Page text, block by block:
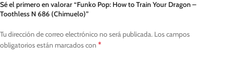
Sé el primero en valorar “Funko Pop: How to Train Your Dragon –
Toothless N 686 (Chimuelo)”
Tu dirección de correo electrónico no será publicada. Los campos
obligatorios están marcados con *